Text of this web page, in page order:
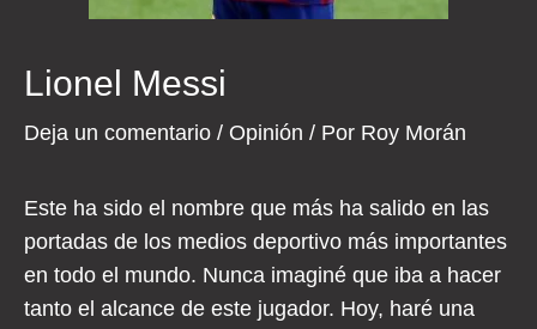
Lionel Messi
Deja un comentario / Opinión / Por Roy Morán
Este ha sido el nombre que más ha salido en las
portadas de los medios deportivo más importantes
en todo el mundo. Nunca imaginé que iba a hacer
tanto el alcance de este jugador. Hoy, haré una